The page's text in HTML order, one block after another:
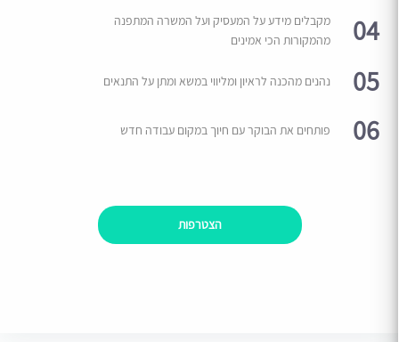
04
מקבלים מידע על המעסיק ועל המשרה המתפנה
מהמקורות הכי אמינים
05 נהנים מהכנה לראיון ומליווי במשא ומתן על התנאים
06 פותחים את הבוקר עם חיוך במקום עבודה חדש
הצטרפות